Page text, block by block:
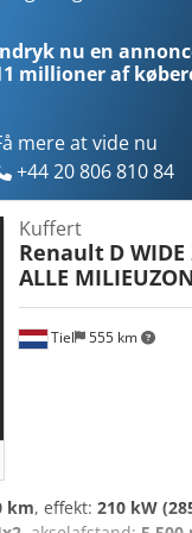
nu en
millioner af
mere at vide nu
+44 20 806 810 84
Tiel 555 km
Kuffert
Renault D
ALLE
km, effekt: 210 kW